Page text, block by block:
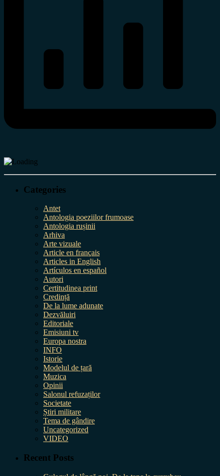
Categories
Antet
Antologia poeziilor frumoase
Antologia rușinii
Arhiva
Arte vizuale
Article en français
Articles in English
Artículos en español
Autori
Certitudinea print
Credință
De la lume adunate
Dezvăluiri
Editoriale
Emisiuni tv
Europa nostra
INFO
Istorie
Modelul de țară
Muzica
Opinii
Salonul refuzaților
Societate
Știri militare
Tema de gândire
Uncategorized
VIDEO
Recent Posts